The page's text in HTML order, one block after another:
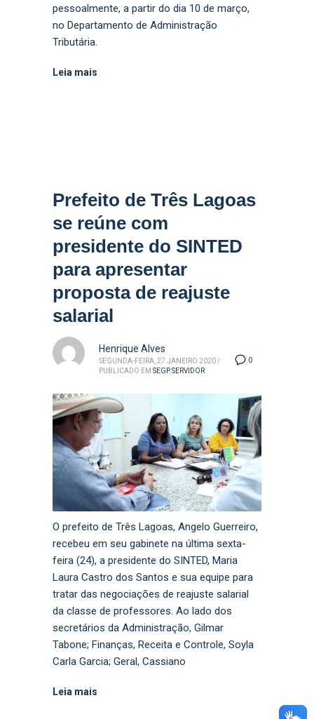
pessoalmente, a partir do dia 10 de março,
no Departamento de Administração
Tributária.
Leia mais
Prefeito de Três Lagoas
se reúne com
presidente do SINTED
para apresentar
proposta de reajuste
salarial
0
Henrique Alves
SEGUNDA-FEIRA, 27 JANEIRO 2020 /
PUBLICADO EM SEGP,SERVIDOR
O prefeito de Três Lagoas, Angelo Guerreiro,
recebeu em seu gabinete na última sexta-
feira (24), a presidente do SINTED, Maria
Laura Castro dos Santos e sua equipe para
tratar das negociações de reajuste salarial
da classe de professores. Ao lado dos
secretários da Administração, Gilmar
Tabone; Finanças, Receita e Controle, Soyla
Carla Garcia; Geral, Cassiano
Leia mais